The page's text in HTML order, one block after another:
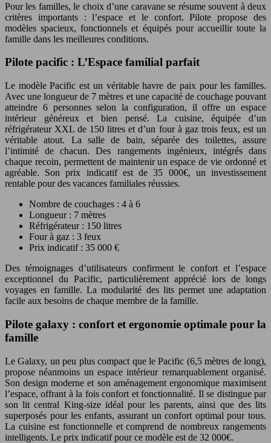
Pour les familles, le choix d’une caravane se résume souvent à deux
critères importants : l’espace et le confort. Pilote propose des
modèles spacieux, fonctionnels et équipés pour accueillir toute la
famille dans les meilleures conditions.
Pilote pacific : L’Espace familial parfait
Le modèle Pacific est un véritable havre de paix pour les familles.
Avec une longueur de 7 mètres et une capacité de couchage pouvant
atteindre 6 personnes selon la configuration, il offre un espace
intérieur généreux et bien pensé. La cuisine, équipée d’un
réfrigérateur XXL de 150 litres et d’un four à gaz trois feux, est un
véritable atout. La salle de bain, séparée des toilettes, assure
l’intimité de chacun. Des rangements ingénieux, intégrés dans
chaque recoin, permettent de maintenir un espace de vie ordonné et
agréable. Son prix indicatif est de 35 000€, un investissement
rentable pour des vacances familiales réussies.
Nombre de couchages : 4 à 6
Longueur : 7 mètres
Réfrigérateur : 150 litres
Four à gaz : 3 feux
Prix indicatif : 35 000 €
Des témoignages d’utilisateurs confirment le confort et l’espace
exceptionnel du Pacific, particulièrement apprécié lors de longs
voyages en famille. La modularité des lits permet une adaptation
facile aux besoins de chaque membre de la famille.
Pilote galaxy : confort et ergonomie optimale pour la
famille
Le Galaxy, un peu plus compact que le Pacific (6,5 mètres de long),
propose néanmoins un espace intérieur remarquablement organisé.
Son design moderne et son aménagement ergonomique maximisent
l’espace, offrant à la fois confort et fonctionnalité. Il se distingue par
son lit central King-size idéal pour les parents, ainsi que des lits
superposés pour les enfants, assurant un confort optimal pour tous.
La cuisine est fonctionnelle et comprend de nombreux rangements
intelligents. Le prix indicatif pour ce modèle est de 32 000€.